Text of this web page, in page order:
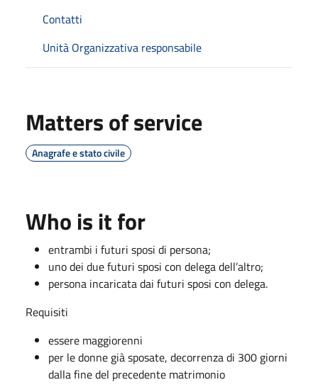
Contatti
Unità Organizzativa responsabile
Matters of service
Anagrafe e stato civile
Who is it for
entrambi i futuri sposi di persona;
uno dei due futuri sposi con delega dell’altro;
persona incaricata dai futuri sposi con delega.
Requisiti
essere maggiorenni
per le donne già sposate, decorrenza di 300 giorni
dalla fine del precedente matrimonio